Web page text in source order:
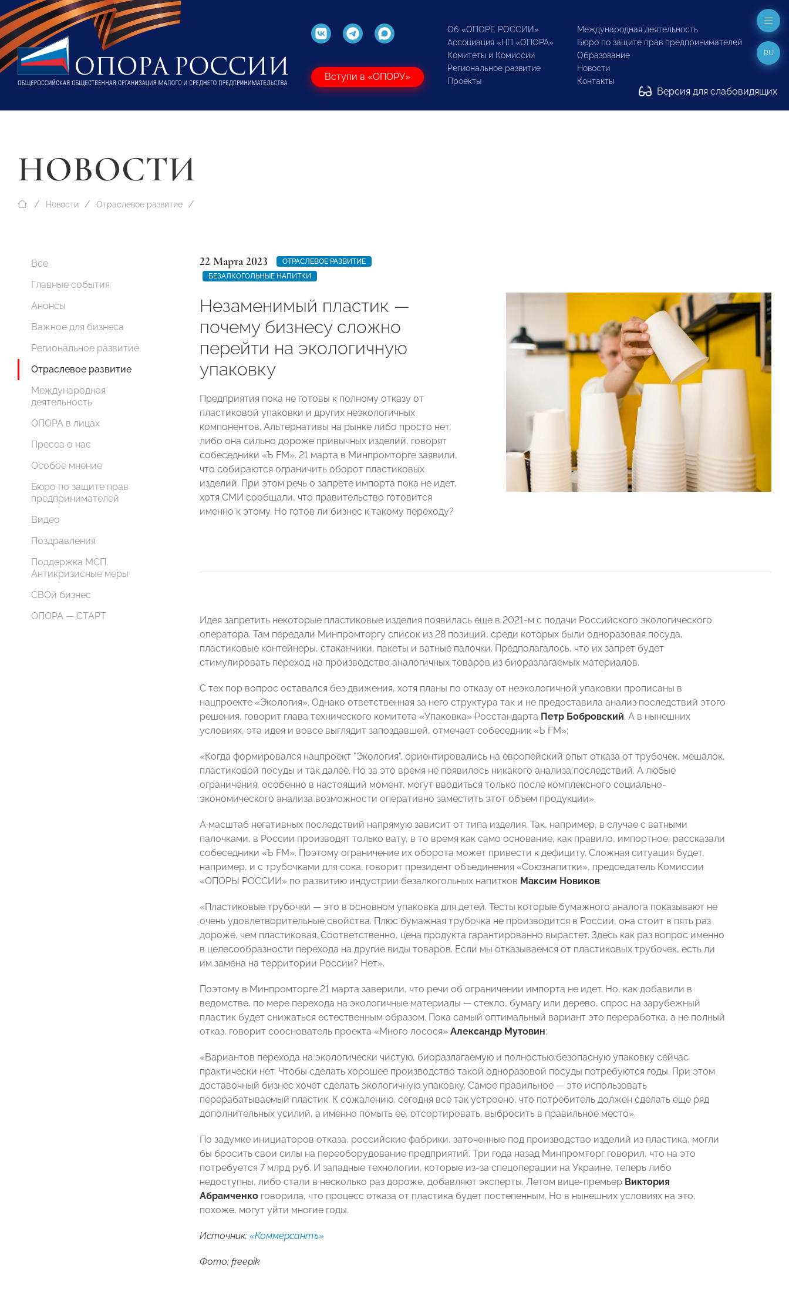
Вступи в «ОПОРУ»
Об «ОПОРЕ РОССИИ»
Ассоциация «НП «ОПОРА»
Комитеты и Комиссии
Региональное развитие
Проекты
Международная деятельность
Бюро по защите прав предпринимателей
Образование
Новости
Контакты
Версия для слабовидящих
RU
НОВОСТИ
Новости Отраслевое развитие
Все
Главные события
Анонсы
Важное для бизнеса
Региональное развитие
Отраслевое развитие
Международная
деятельность
ОПОРА в лицах
Пресса о нас
Особое мнение
Бюро по защите прав
предпринимателей
Видео
Поздравления
Поддержка МСП.
Антикризисные меры
СВОй бизнес
ОПОРА — СТАРТ
22 Марта 2023
ОТРАСЛЕВОЕ РАЗВИТИЕ
БЕЗАЛКОГОЛЬНЫЕ НАПИТКИ
Незаменимый пластик —
почему бизнесу сложно
перейти на экологичную
упаковку
Предприятия пока не готовы к полному отказу от
пластиковой упаковки и других неэкологичных
компонентов. Альтернативы на рынке либо просто нет,
либо она сильно дороже привычных изделий, говорят
собеседники «Ъ FM». 21 марта в Минпромторге заявили,
что собираются ограничить оборот пластиковых
изделий. При этом речь о запрете импорта пока не идет,
хотя СМИ сообщали, что правительство готовится
именно к этому. Но готов ли бизнес к такому переходу?
Идея запретить некоторые пластиковые изделия появилась еще в 2021-м с подачи Российского экологического
оператора. Там передали Минпромторгу список из 28 позиций, среди которых были одноразовая посуда,
пластиковые контейнеры, стаканчики, пакеты и ватные палочки. Предполагалось, что их запрет будет
стимулировать переход на производство аналогичных товаров из биоразлагаемых материалов.
С тех пор вопрос оставался без движения, хотя планы по отказу от неэкологичной упаковки прописаны в
нацпроекте «Экология». Однако ответственная за него структура так и не предоставила анализ последствий этого
решения, говорит глава технического комитета «Упаковка» Росстандарта Петр Бобровский. А в нынешних
условиях, эта идея и вовсе выглядит запоздавшей, отмечает собеседник «Ъ FM»:
«Когда формировался нацпроект "Экология", ориентировались на европейский опыт отказа от трубочек, мешалок,
пластиковой посуды и так далее. Но за это время не появилось никакого анализа последствий. А любые
ограничения, особенно в настоящий момент, могут вводиться только после комплексного социально-
экономического анализа возможности оперативно заместить этот объем продукции».
А масштаб негативных последствий напрямую зависит от типа изделия. Так, например, в случае с ватными
палочками, в России производят только вату, в то время как само основание, как правило, импортное, рассказали
собеседники «Ъ FM». Поэтому ограничение их оборота может привести к дефициту. Сложная ситуация будет,
например, и с трубочками для сока, говорит президент объединения «Союзнапитки», председатель Комиссии
«ОПОРЫ РОССИИ» по развитию индустрии безалкогольных напитков Максим Новиков:
«Пластиковые трубочки — это в основном упаковка для детей. Тесты которые бумажного аналога показывают не
очень удовлетворительные свойства. Плюс бумажная трубочка не производится в России, она стоит в пять раз
дороже, чем пластиковая. Соответственно, цена продукта гарантированно вырастет. Здесь как раз вопрос именно
в целесообразности перехода на другие виды товаров. Если мы отказываемся от пластиковых трубочек, есть ли
им замена на территории России? Нет».
Поэтому в Минпромторге 21 марта заверили, что речи об ограничении импорта не идет. Но, как добавили в
ведомстве, по мере перехода на экологичные материалы — стекло, бумагу или дерево, спрос на зарубежный
пластик будет снижаться естественным образом. Пока самый оптимальный вариант это переработка, а не полный
отказ, говорит сооснователь проекта «Много лосося» Александр Мутовин:
«Вариантов перехода на экологически чистую, биоразлагаемую и полностью безопасную упаковку сейчас
практически нет. Чтобы сделать хорошее производство такой одноразовой посуды потребуются годы. При этом
доставочный бизнес хочет сделать экологичную упаковку. Самое правильное — это использовать
перерабатываемый пластик. К сожалению, сегодня все так устроено, что потребитель должен сделать еще ряд
дополнительных усилий, а именно помыть ее, отсортировать, выбросить в правильное место».
По задумке инициаторов отказа, российские фабрики, заточенные под производство изделий из пластика, могли
бы бросить свои силы на переоборудование предприятий. Три года назад Минпромторг говорил, что на это
потребуется 7 млрд руб. И западные технологии, которые из-за спецоперации на Украине, теперь либо
недоступны, либо стали в несколько раз дороже, добавляют эксперты. Летом вице-премьер Виктория
Абрамченко говорила, что процесс отказа от пластика будет постепенным. Но в нынешних условиях на это,
похоже, могут уйти многие годы.
Источник: «Коммерсантъ»
Фото: freepik